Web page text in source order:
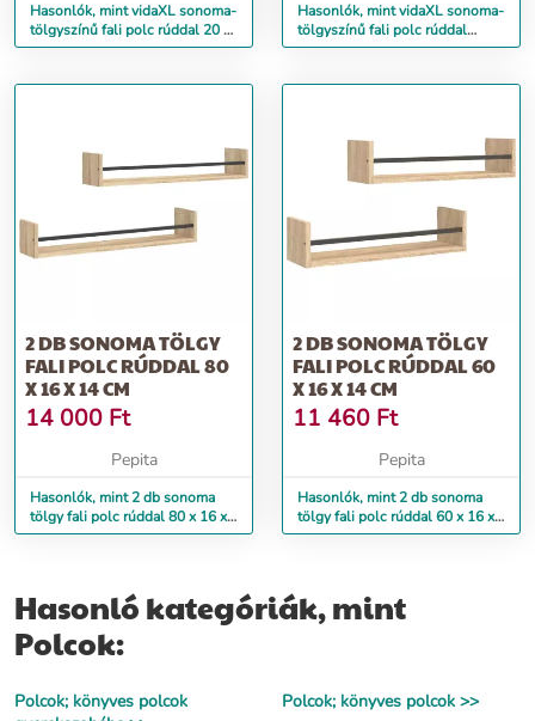
Hasonlók, mint vidaXL sonoma-
tölgyszínű fali polc rúddal 20 x
25 x 30 cm
Hasonlók, mint vidaXL sonoma-
tölgyszínű fali polc rúddal
65x25x30 cm
2 DB SONOMA TÖLGY
FALI POLC RÚDDAL 80
X 16 X 14 CM
14 000 Ft
Pepita
Hasonlók, mint 2 db sonoma
tölgy fali polc rúddal 80 x 16 x
14 cm
2 DB SONOMA TÖLGY
FALI POLC RÚDDAL 60
X 16 X 14 CM
11 460 Ft
Pepita
Hasonlók, mint 2 db sonoma
tölgy fali polc rúddal 60 x 16 x
14 cm
Hasonló kategóriák, mint
Polcok:
Polcok; könyves polcok
Polcok; könyves polcok >>